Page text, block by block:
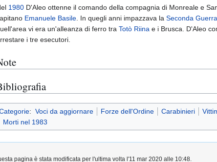
1980 D'Aleo ottenne il comando della compagnia di Monreale e
Emanuele Basile . In quegli anni impazzava la Seconda
vi era un'alleanza di ferro tra Totò Riina e i Brusca. D'Aleo
i tre esecutori.
: Voci da aggiornare Forze dell'Ordine Carabinieri
Morti nel 1983
pagina è stata modificata per l'ultima volta l'11 mar 2020 alle 10:48.